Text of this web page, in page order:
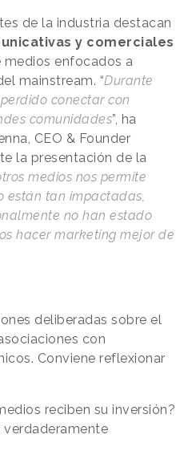
de la industria destacan
y comerciales
medios enfocados a
mainstream. “Durante
conectar con
comunidades”, ha
CEO & Founder
la presentación de la
medios nos permite
están tan impactadas,
no han estado
hacer marketing mejor de
deliberadas sobre el
con
Conviene reflexionar
reciben su inversión?
verdaderamente